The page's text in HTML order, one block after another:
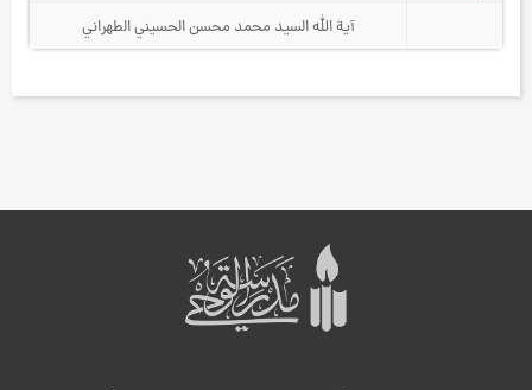
آية الله السيد محمد محسن الحسيني الطهراني